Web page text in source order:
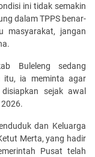
ini tidak semakin
dalam TPPS benar-
masyarakat, jangan
Buleleng sedang
itu, ia meminta agar
sejak awal
dan Keluarga
Merta, yang hadir
Pusat telah